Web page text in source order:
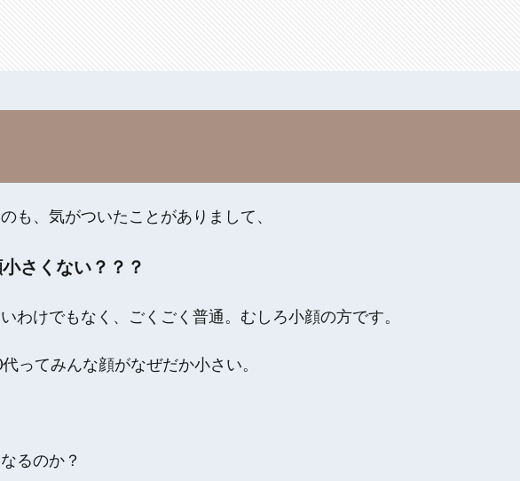
も、気がついたことがありまして、
さくない？？？
わけでもなく、ごくごく普通。むしろ小顔の方です。
ってみんな顔がなぜだか小さい。
るのか？